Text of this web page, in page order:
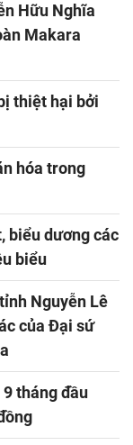
Hữu Nghĩa
Makara
thiệt hại bởi
hóa trong
biểu dương các
biểu
Nguyễn Lê
của Đại sứ
tháng đầu